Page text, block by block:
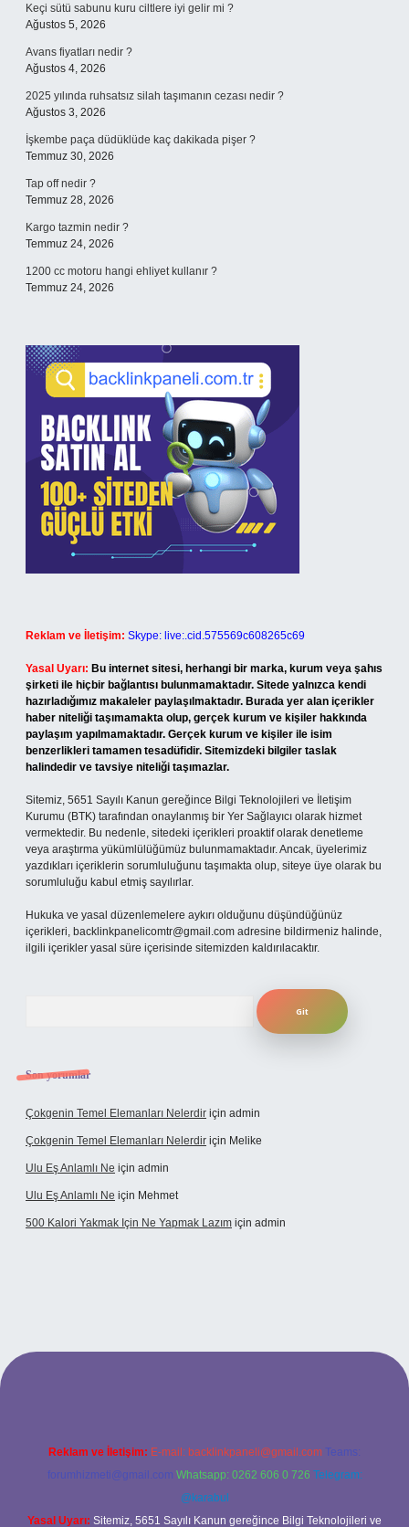
Keçi sütü sabunu kuru ciltlere iyi gelir mi ?
Ağustos 5, 2026
Avans fiyatları nedir ?
Ağustos 4, 2026
2025 yılında ruhsatsız silah taşımanın cezası nedir ?
Ağustos 3, 2026
İşkembe paça düdüklüde kaç dakikada pişer ?
Temmuz 30, 2026
Tap off nedir ?
Temmuz 28, 2026
Kargo tazmin nedir ?
Temmuz 24, 2026
1200 cc motoru hangi ehliyet kullanır ?
Temmuz 24, 2026
Reklam ve İletişim: Skype: live:.cid.575569c608265c69
Yasal Uyarı: Bu internet sitesi, herhangi bir marka, kurum veya şahıs
şirketi ile hiçbir bağlantısı bulunmamaktadır. Sitede yalnızca kendi
hazırladığımız makaleler paylaşılmaktadır. Burada yer alan içerikler
haber niteliği taşımamakta olup, gerçek kurum ve kişiler hakkında
paylaşım yapılmamaktadır. Gerçek kurum ve kişiler ile isim
benzerlikleri tamamen tesadüfidir. Sitemizdeki bilgiler taslak
halindedir ve tavsiye niteliği taşımazlar.
Sitemiz, 5651 Sayılı Kanun gereğince Bilgi Teknolojileri ve İletişim
Kurumu (BTK) tarafından onaylanmış bir Yer Sağlayıcı olarak hizmet
vermektedir. Bu nedenle, sitedeki içerikleri proaktif olarak denetleme
veya araştırma yükümlülüğümüz bulunmamaktadır. Ancak, üyelerimiz
yazdıkları içeriklerin sorumluluğunu taşımakta olup, siteye üye olarak bu
sorumluluğu kabul etmiş sayılırlar.
Hukuka ve yasal düzenlemelere aykırı olduğunu düşündüğünüz
içerikleri, backlinkpanelicomtr@gmail.com adresine bildirmeniz halinde,
ilgili içerikler yasal süre içerisinde sitemizden kaldırılacaktır.
Son yorumlar
Çokgenin Temel Elemanları Nelerdir için admin
Çokgenin Temel Elemanları Nelerdir için Melike
Ulu Eş Anlamlı Ne için admin
Ulu Eş Anlamlı Ne için Mehmet
500 Kalori Yakmak Için Ne Yapmak Lazım için admin
adresi
Reklam ve İletişim: E-mail: backlinkpaneli@gmail.com Teams:
forumhizmeti@gmail.com Whatsapp: 0262 606 0 726 Telegram:
@karabul
Yasal Uyarı: Sitemiz, 5651 Sayılı Kanun gereğince Bilgi Teknolojileri ve